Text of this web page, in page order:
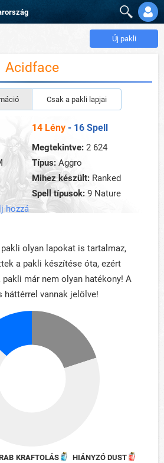
Új pakli
Acidface
Csak a pakli lapjai
14 Lény - 16 Spell
Megtekintve: 2 624
Típus: Aggro
Mihez készült: Ranked
Spell típusok: 9 Nature
hozzá
pakli olyan lapokat is tartalmaz,
a pakli készítése óta, ezért
már nem olyan hatékony! A
vannak jelölve!
KRAFTOLÁS
HIÁNYZÓ DUST